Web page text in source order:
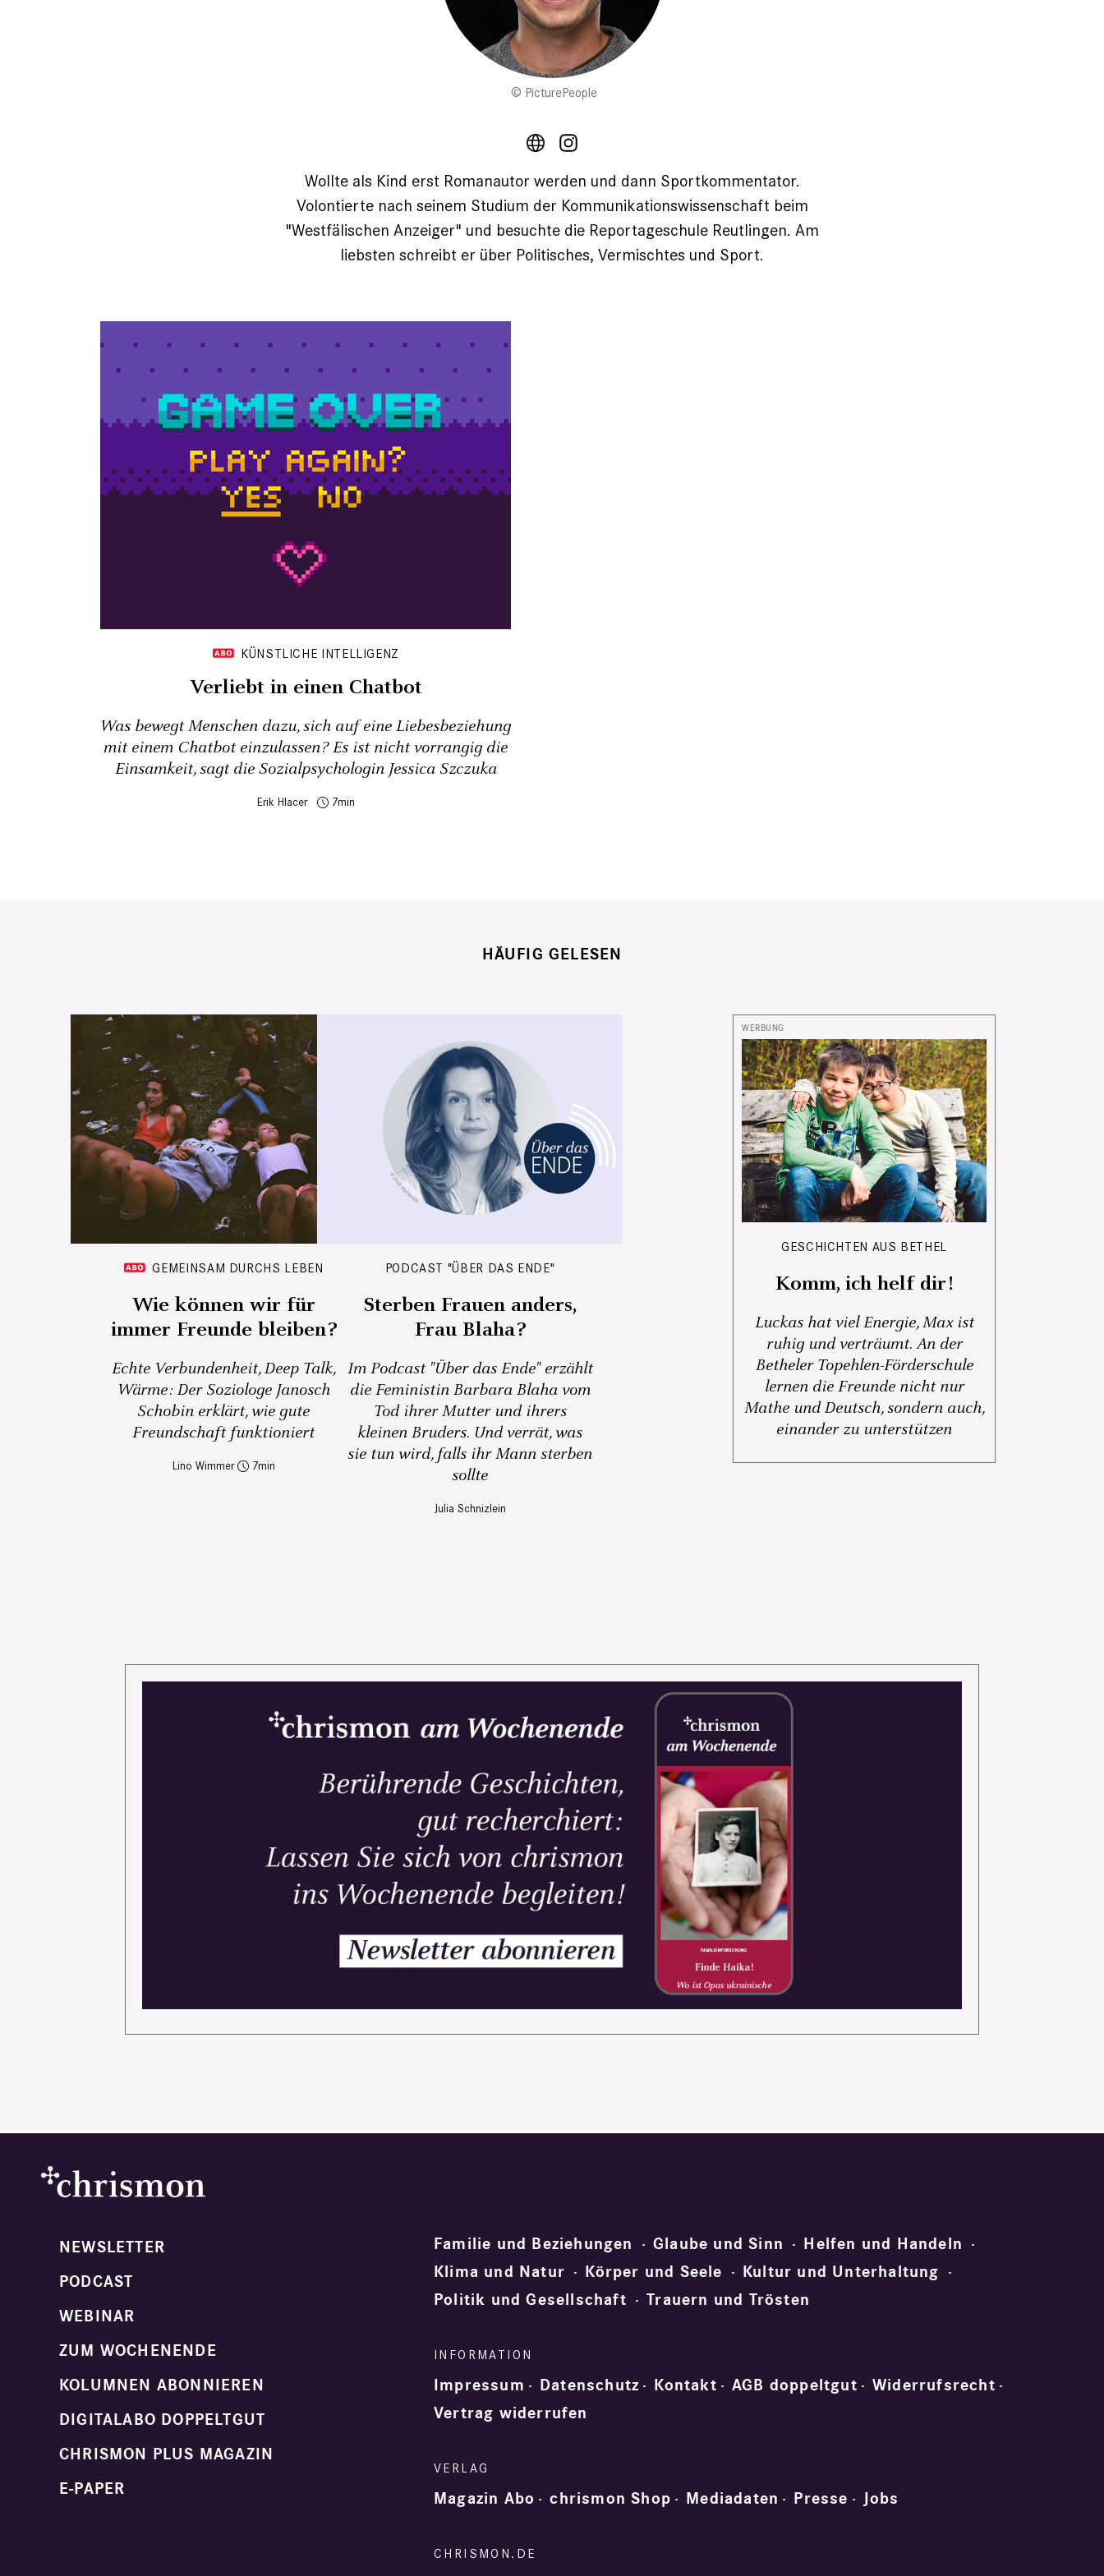
PicturePeople
Wollte als Kind erst Romanautor werden und dann Sportkommentator.
Volontierte nach seinem Studium der Kommunikationswissenschaft beim
"Westfälischen Anzeiger" und besuchte die Reportageschule Reutlingen. Am
liebsten schreibt er über Politisches, Vermischtes und Sport.
KÜNSTLICHE INTELLIGENZ
Verliebt in einen Chatbot
Was bewegt Menschen dazu, sich auf eine Liebesbeziehung
mit einem Chatbot einzulassen? Es ist nicht vorrangig die
Einsamkeit, sagt die Sozialpsychologin Jessica Szczuka
Erik Hlacer 7
HÄUFIG GELESEN
GEMEINSAM DURCHS LEBEN
Wie können wir für
immer Freunde bleiben?
Echte Verbundenheit, Deep Talk,
Wärme: Der Soziologe Janosch
Schobin erklärt, wie gute
Freundschaft funktioniert
Lino Wimmer 7
PODCAST "ÜBER DAS ENDE"
Sterben Frauen anders,
Frau Blaha?
Im Podcast "Über das Ende" erzählt
die Feministin Barbara Blaha vom
Tod ihrer Mutter und ihrers
kleinen Bruders. Und verrät, was
sie tun wird, falls ihr Mann sterben
sollte
Julia Schnizlein
GESCHICHTEN AUS BETHEL
Komm, ich helf dir!
Luckas hat viel Energie, Max ist
ruhig und verträumt. An der
Betheler Topehlen-Förderschule
lernen die Freunde nicht nur
Mathe und Deutsch, sondern auch,
einander zu unterstützen
NEWSLETTER
PODCAST
WEBINAR
ZUM WOCHENENDE
KOLUMNEN ABONNIEREN
DIGITALABO DOPPELTGUT
CHRISMON PLUS MAGAZIN
E-PAPER
Familie und Beziehungen Glaube und Sinn
Helfen und Handeln
Klima und Natur
Körper und Seele
Kultur und Unterhaltung
Politik und Gesellschaft
Trauern und Trösten
Impressum Datenschutz Kontakt AGB doppeltgut
Widerrufsrecht
Vertrag widerrufen
Magazin Abo chrismon Shop Mediadaten Presse Jobs